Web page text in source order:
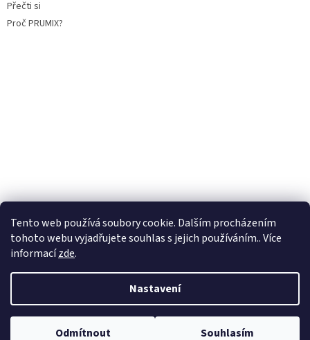
Tento web používá soubory cookie. Dalším procházením
tohoto webu vyjadřujete souhlas s jejich používáním.. Více
informacízde.
Nastavení
Odmítnout Souhlasím
Přečti si
Proč PRUMIX?
Copyright 2026Prumix. Všechna práva vyhrazena.Upravit nastavení